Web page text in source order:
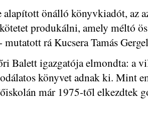
önálló könyvkiadót, az
produkálni, amely méltó
mutatott rá Kucsera Tamás
Balett igazgatója elmondta: a
könyvet adnak ki. Mint
már 1975-től elkezdtek